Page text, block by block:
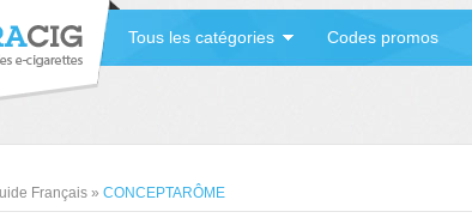
Tous les catégories Codes promos
Français » CONCEPTARÔME